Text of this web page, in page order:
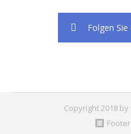
Folgen
Copyright 2018